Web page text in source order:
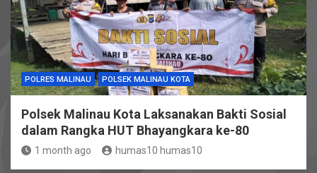
POLRES MALINAU POLSEK MALINAU KOTA
Polsek Malinau Kota Laksanakan Bakti Sosial
dalam Rangka HUT Bhayangkara ke-80
1 month ago humas10 humas10